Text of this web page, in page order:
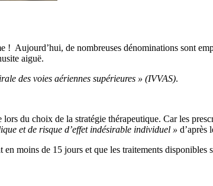
! Aujourd’hui, de nombreuses dénominations sont
aiguë.
des voies aériennes supérieures » (IVVAS).
du choix de la stratégie thérapeutique. Car les
et de risque d’effet indésirable individuel » d’après
moins de 15 jours et que les traitements disponibles